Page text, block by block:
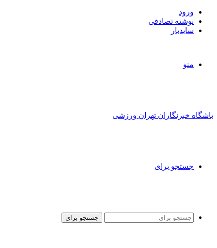
ورود
نوشته تصادفی
سایدبار
منو
باشگاه خبرنگاران تهران ورزشی
جستجو برای
جستجو برای